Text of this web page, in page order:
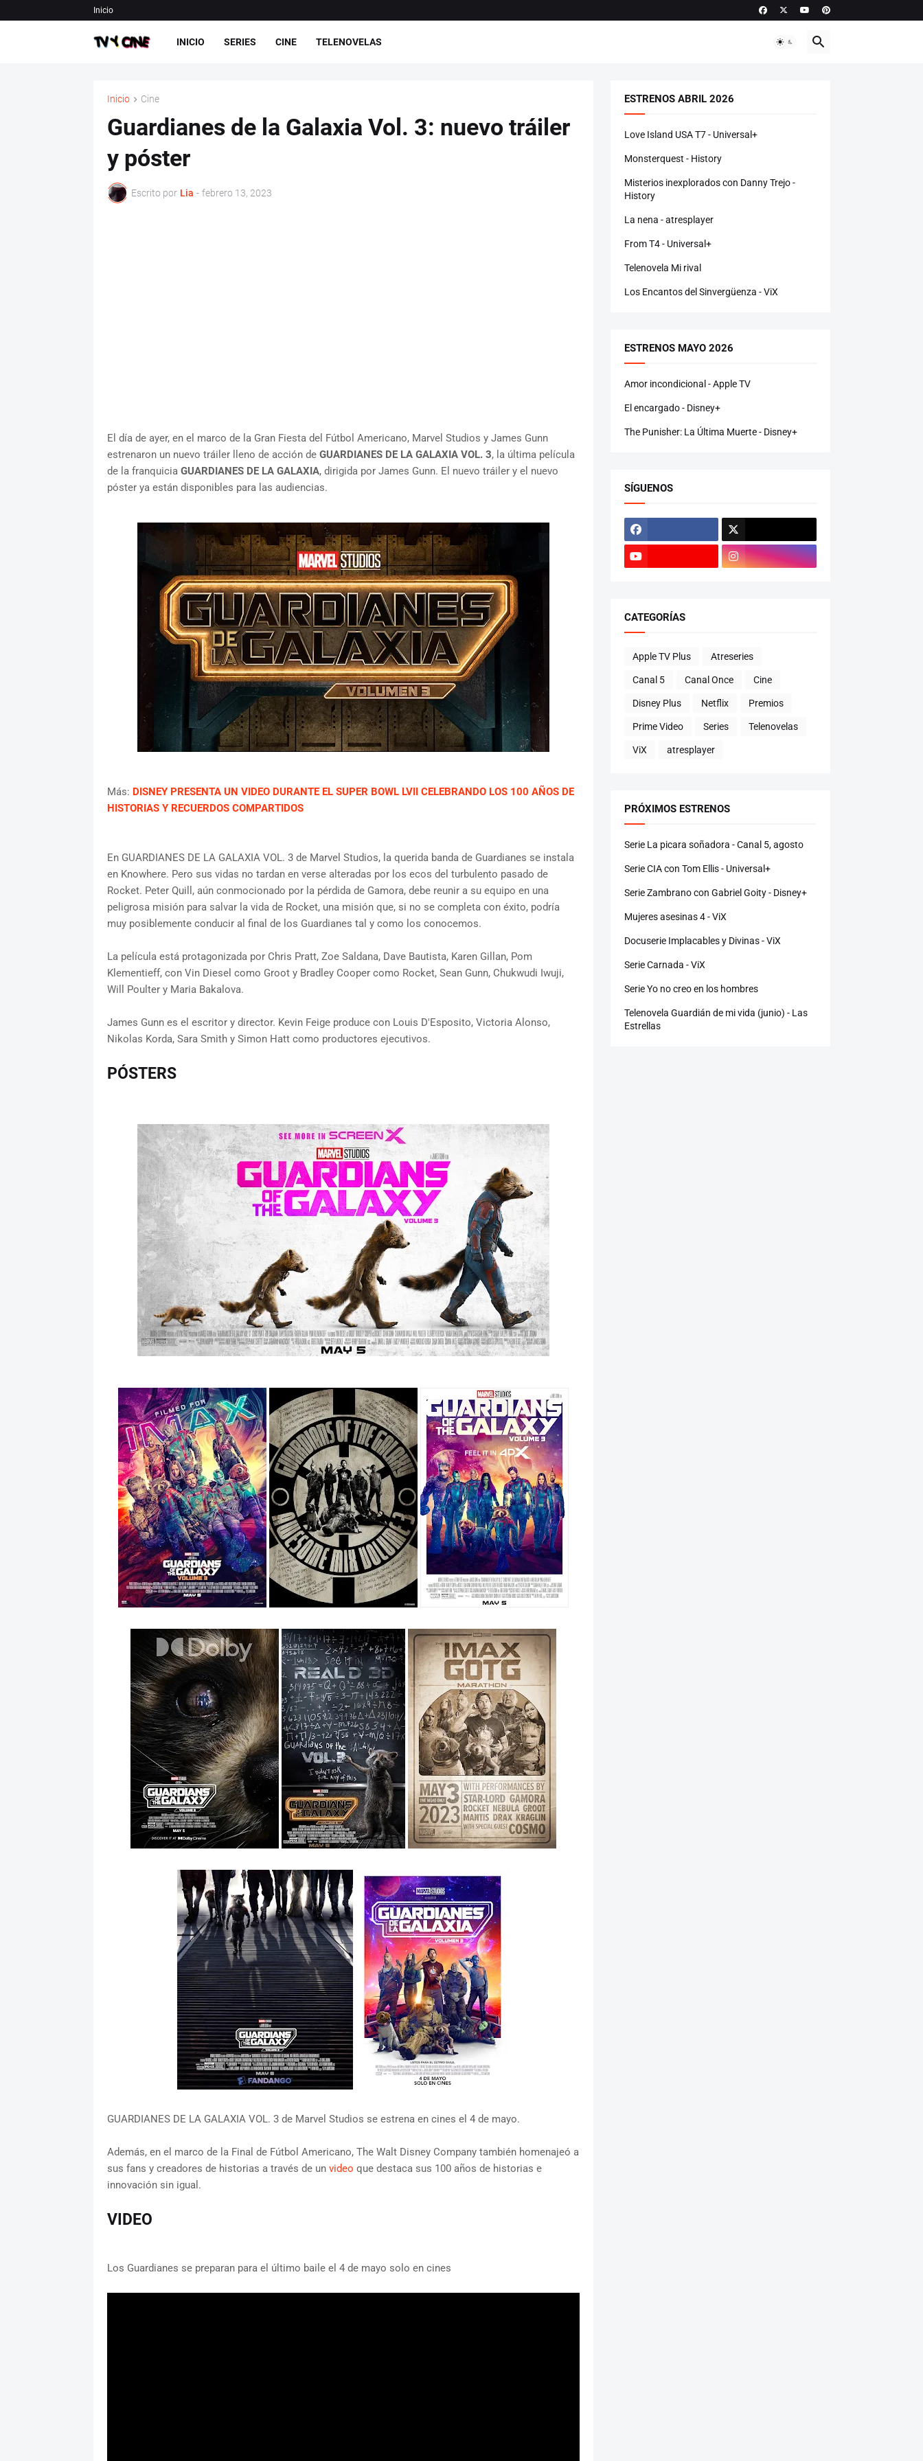
Inicio
INICIO SERIES CINE TELENOVELAS
Inicio Cine
Guardianes de la Galaxia Vol. 3: nuevo tráiler
y póster
Escrito por Lia - febrero 13, 2023
El día de ayer, en el marco de la Gran Fiesta del Fútbol Americano, Marvel Studios y James Gunn
estrenaron un nuevo tráiler lleno de acción de GUARDIANES DE LA GALAXIA VOL. 3, la última película
de la franquicia GUARDIANES DE LA GALAXIA, dirigida por James Gunn. El nuevo tráiler y el nuevo
póster ya están disponibles para las audiencias.
Más: DISNEY PRESENTA UN VIDEO DURANTE EL SUPER BOWL LVII CELEBRANDO LOS 100 AÑOS DE
HISTORIAS Y RECUERDOS COMPARTIDOS
En GUARDIANES DE LA GALAXIA VOL. 3 de Marvel Studios, la querida banda de Guardianes se instala
en Knowhere. Pero sus vidas no tardan en verse alteradas por los ecos del turbulento pasado de
Rocket. Peter Quill, aún conmocionado por la pérdida de Gamora, debe reunir a su equipo en una
peligrosa misión para salvar la vida de Rocket, una misión que, si no se completa con éxito, podría
muy posiblemente conducir al final de los Guardianes tal y como los conocemos.
La película está protagonizada por Chris Pratt, Zoe Saldana, Dave Bautista, Karen Gillan, Pom
Klementieff, con Vin Diesel como Groot y Bradley Cooper como Rocket, Sean Gunn, Chukwudi Iwuji,
Will Poulter y Maria Bakalova.
James Gunn es el escritor y director. Kevin Feige produce con Louis D'Esposito, Victoria Alonso,
Nikolas Korda, Sara Smith y Simon Hatt como productores ejecutivos.
PÓSTERS
GUARDIANES DE LA GALAXIA VOL. 3 de Marvel Studios se estrena en cines el 4 de mayo.
Además, en el marco de la Final de Fútbol Americano, The Walt Disney Company también homenajeó a
sus fans y creadores de historias a través de un video que destaca sus 100 años de historias e
innovación sin igual.
VIDEO
Los Guardianes se preparan para el último baile el 4 de mayo solo en cines
ESTRENOS ABRIL 2026
Love Island USA T7 - Universal+
Monsterquest - History
Misterios inexplorados con Danny Trejo -
History
La nena - atresplayer
From T4 - Universal+
Telenovela Mi rival
Los Encantos del Sinvergüenza - ViX
ESTRENOS MAYO 2026
Amor incondicional - Apple TV
El encargado - Disney+
The Punisher: La Última Muerte - Disney+
SÍGUENOS
CATEGORÍAS
Apple TV Plus Atreseries
Canal 5 Canal Once Cine
Disney Plus Netflix Premios
Prime Video Series Telenovelas
ViX atresplayer
PRÓXIMOS ESTRENOS
Serie La picara soñadora - Canal 5, agosto
Serie CIA con Tom Ellis - Universal+
Serie Zambrano con Gabriel Goity - Disney+
Mujeres asesinas 4 - ViX
Docuserie Implacables y Divinas - ViX
Serie Carnada - ViX
Serie Yo no creo en los hombres
Telenovela Guardián de mi vida (junio) - Las
Estrellas